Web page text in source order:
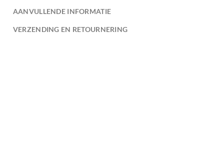
AANVULLENDE INFORMATIE
VERZENDING EN RETOURNERING